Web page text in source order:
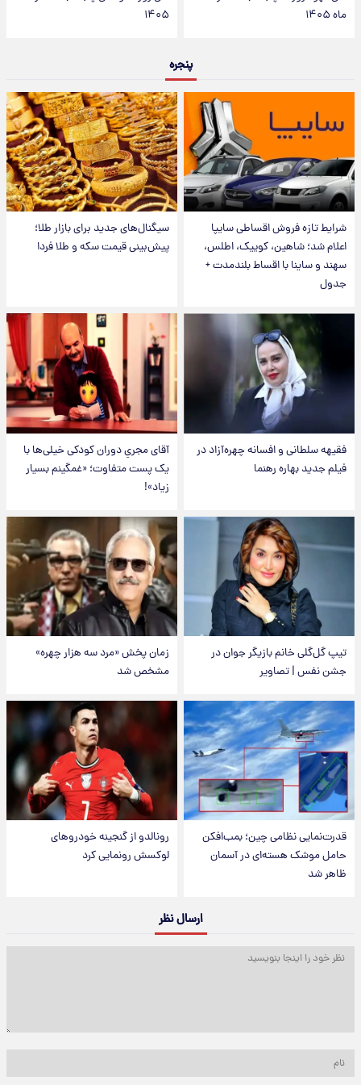
ماه ۱۴۰۵
۱۴۰۵
پنجره
شرایط تازه فروش اقساطی سایپا
اعلام شد؛ شاهین، کوییک، اطلس،
سهند و ساینا با اقساط بلندمدت +
جدول
سیگنال‌های جدید برای بازار طلا؛
پیش‌بینی قیمت سکه و طلا فردا
فقیهه سلطانی و افسانه چهره‌آزاد در
فیلم جدید بهاره رهنما
آقای مجریِ دوران کودکی خیلی‌ها با
یک پست متفاوت؛ «غمگینم بسیار
زیاد»!
تیپ گل‌گلی خانم بازیگر جوان در
جشن نفس | تصاویر
زمان پخش «مرد سه هزار چهره»
مشخص شد
قدرت‌نمایی نظامی چین؛ بمب‌افکن
حامل موشک هسته‌ای در آسمان
ظاهر شد
رونالدو از گنجینه خودروهای
لوکسش رونمایی کرد
ارسال نظر